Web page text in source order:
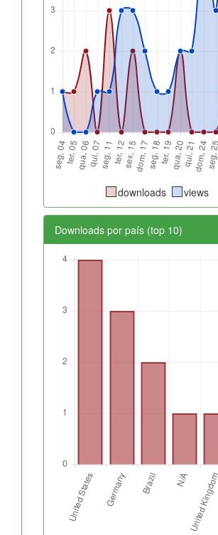
downloads views
Downloads por país (top 10)